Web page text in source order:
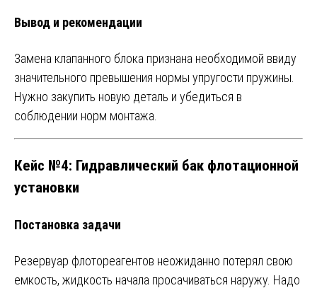
Вывод и рекомендации
Замена клапанного блока признана необходимой ввиду
значительного превышения нормы упругости пружины.
Нужно закупить новую деталь и убедиться в
соблюдении норм монтажа.
Кейс №4: Гидравлический бак флотационной
установки
Постановка задачи
Резервуар флотореагентов неожиданно потерял свою
емкость, жидкость начала просачиваться наружу. Надо